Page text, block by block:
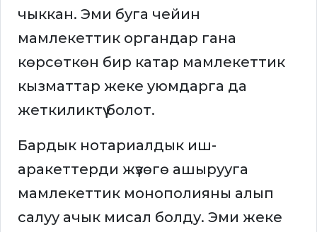
чыккан. Эми буга чейин
мамлекеттик органдар гана
көрсөткөн бир катар мамлекеттик
кызматтар жеке уюмдарга да
жеткиликтүү болот.
Бардык нотариалдык иш-
аракеттерди жүзөгө ашырууга
мамлекеттик монополияны алып
салуу ачык мисал болду. Эми жеке